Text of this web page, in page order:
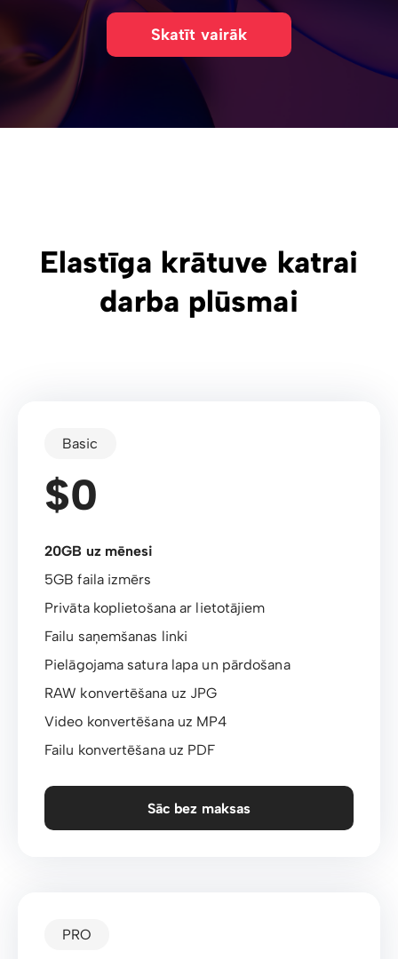
Skatīt vairāk
Elastīga krātuve katrai
darba plūsmai
Basic
$0
20GB uz mēnesi
5GB faila izmērs
Privāta koplietošana ar lietotājiem
Failu saņemšanas linki
Pielāgojama satura lapa un pārdošana
RAW konvertēšana uz JPG
Video konvertēšana uz MP4
Failu konvertēšana uz PDF
Sāc bez maksas
PRO